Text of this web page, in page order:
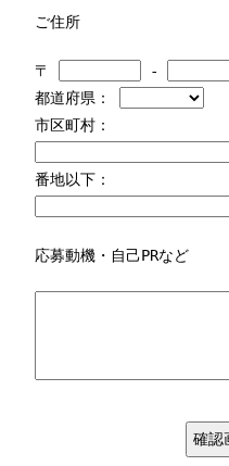
ご住所
〒
-
都道府県：
市区町村：
番地以下：
応募動機・自己PRなど